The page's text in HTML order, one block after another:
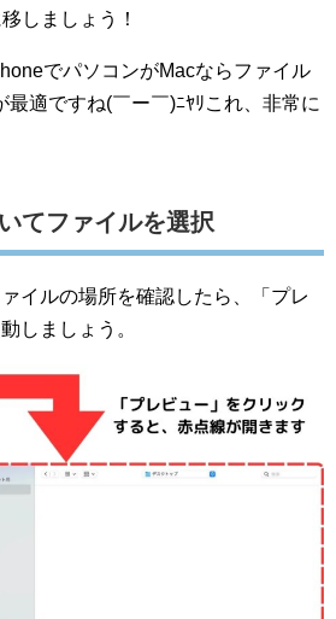
しましょう！
でパソコンがMacならファイル
適ですね(￣ー￣)ﾆﾔﾘこれ、非常に
てファイルを選択
イルの場所を確認したら、「プレ
しましょう。